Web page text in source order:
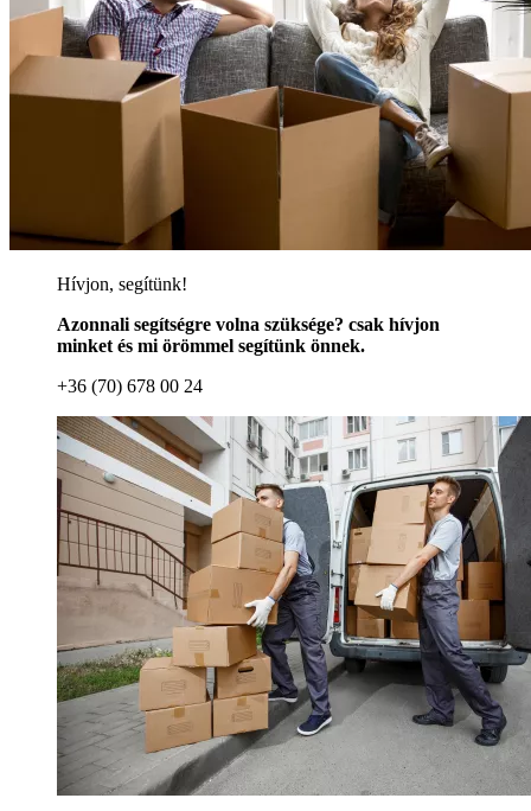
Hívjon, segítünk!
Azonnali segítségre volna szüksége? csak hívjon
minket és mi örömmel segítünk önnek.
+36 (70) 678 00 24